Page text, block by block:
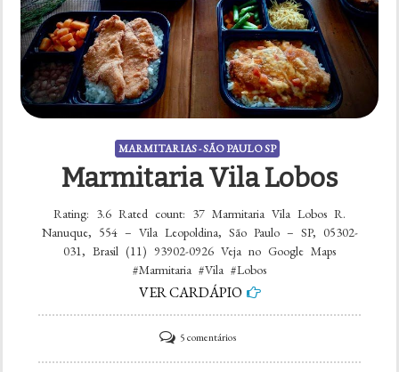
MARMITARIAS - SÃO PAULO SP
Marmitaria Vila Lobos
Rating: 3.6 Rated count: 37 Marmitaria Vila Lobos R.
Nanuque, 554 – Vila Leopoldina, São Paulo – SP, 05302-
031, Brasil (11) 93902-0926 Veja no Google Maps
#Marmitaria #Vila #Lobos
VER CARDÁPIO
5 comentáriosem
Marmitaria